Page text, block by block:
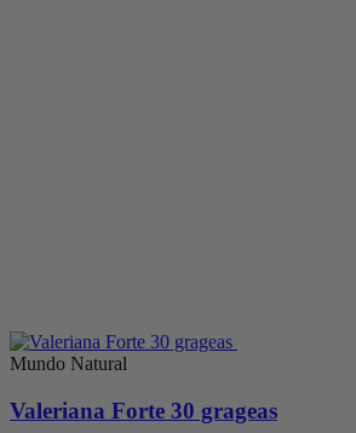
Mundo Natural
Valeriana Forte 30 grageas